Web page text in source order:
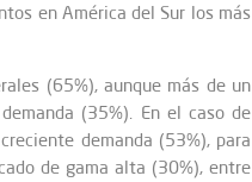
en América del Sur los más
(65%), aunque más de un
(35%). En el caso de
demanda (53%), para
de gama alta (30%), entre